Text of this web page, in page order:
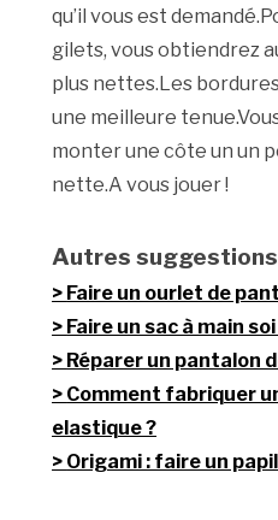
qu’il vous est
gilets, vous obtiendrez
plus nettes.Les
une meilleure
monter une côte un un
nette.A vous jouer !
Autres suggestions
Faire un ourlet de
Faire un sac à main
Réparer un pantalon
Comment fabriquer
elastique ?
Origami : faire un